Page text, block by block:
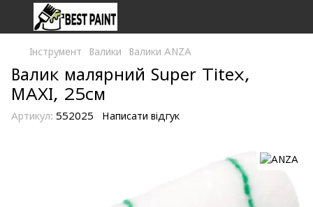
Інструмент Валики Валики ANZA
Валик малярний Super Titex,
MAXI, 25см
Артикул: 552025 Написати відгук